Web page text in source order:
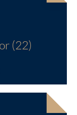
(22)